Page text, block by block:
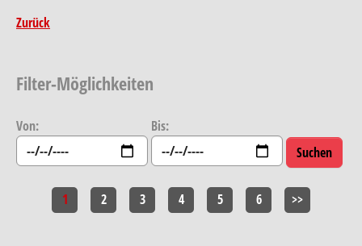
Zurück
Filter-Möglichkeiten
Von: Bis:
1 2 3 4 5 6 >>